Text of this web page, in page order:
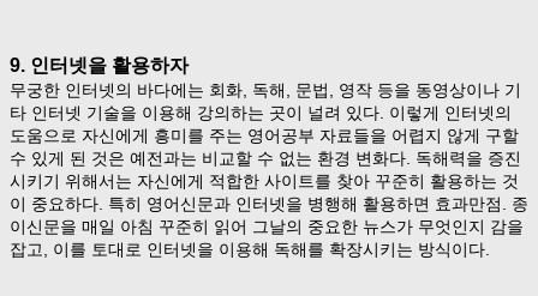
9. 인터넷을 활용하자
무궁한 인터넷의 바다에는 회화, 독해, 문법, 영작 등을 동영상이나 기
타 인터넷 기술을 이용해 강의하는 곳이 널려 있다. 이렇게 인터넷의
도움으로 자신에게 흥미를 주는 영어공부 자료들을 어렵지 않게 구할
수 있게 된 것은 예전과는 비교할 수 없는 환경 변화다. 독해력을 증진
시키기 위해서는 자신에게 적합한 사이트를 찾아 꾸준히 활용하는 것
이 중요하다. 특히 영어신문과 인터넷을 병행해 활용하면 효과만점. 종
이신문을 매일 아침 꾸준히 읽어 그날의 중요한 뉴스가 무엇인지 감을
잡고, 이를 토대로 인터넷을 이용해 독해를 확장시키는 방식이다.